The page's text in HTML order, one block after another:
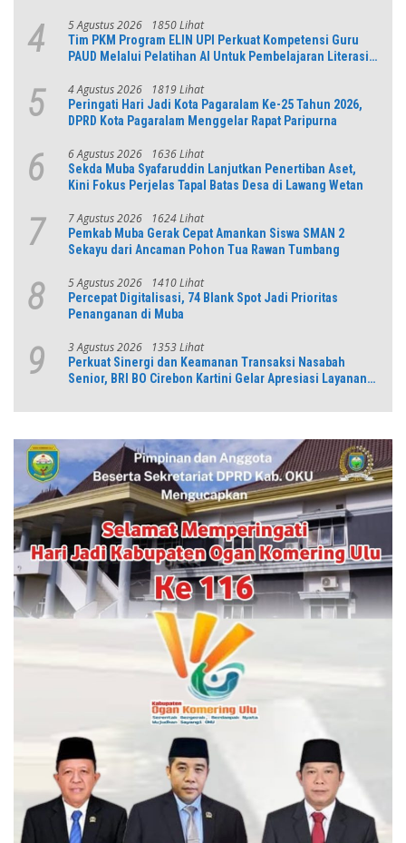
4 5 Agustus 2026 1850 Lihat
Tim PKM Program ELIN UPI Perkuat Kompetensi Guru
PAUD Melalui Pelatihan AI Untuk Pembelajaran Literasi
5 4 Agustus 2026 1819 Lihat
Peringati Hari Jadi Kota Pagaralam Ke-25 Tahun 2026,
DPRD Kota Pagaralam Menggelar Rapat Paripurna
6 6 Agustus 2026 1636 Lihat
Sekda Muba Syafaruddin Lanjutkan Penertiban Aset,
Kini Fokus Perjelas Tapal Batas Desa di Lawang Wetan
7 7 Agustus 2026 1624 Lihat
Pemkab Muba Gerak Cepat Amankan Siswa SMAN 2
Sekayu dari Ancaman Pohon Tua Rawan Tumbang
8 5 Agustus 2026 1410 Lihat
Percepat Digitalisasi, 74 Blank Spot Jadi Prioritas
Penanganan di Muba
9 3 Agustus 2026 1353 Lihat
Perkuat Sinergi dan Keamanan Transaksi Nasabah
Senior, BRI BO Cirebon Kartini Gelar Apresiasi Layanan